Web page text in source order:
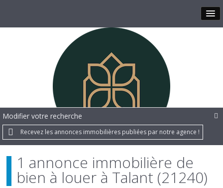
Modifier votre recherche
Recevez les annonces immobilières publiées par notre agence !
1 annonce immobilière de
bien à louer à Talant (21240)